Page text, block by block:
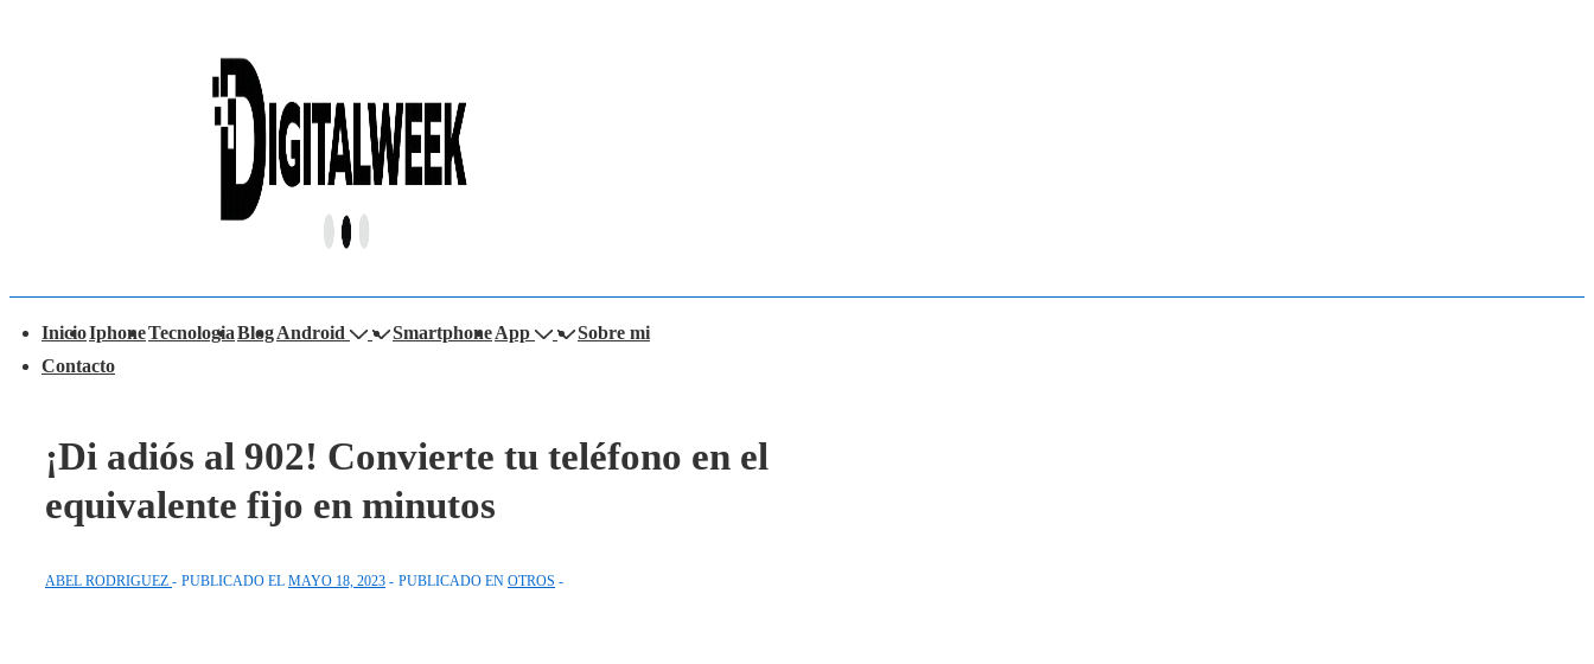
InicioIphoneTecnologiaBlogAndroid SmartphoneApp
Sobre mi
Contacto
¡Di adiós al 902! Convierte tu teléfono en el
equivalente fijo en minutos
ABEL RODRIGUEZ PUBLICADO EL MAYO 18, 2023 PUBLICADO EN OTROS